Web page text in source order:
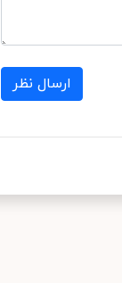
ارسال نظر